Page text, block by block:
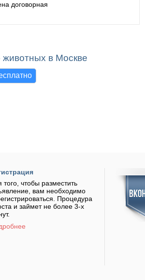
договорная
животных в Москве
того, чтобы разместить
вам необходимо
Процедура
и займет не более 3-х